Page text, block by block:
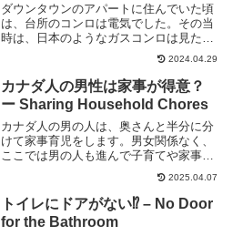
ダウンタウンのアパートに住んでいた頃
は、台所のコンロは電気でした。その当
時は、日本のようなガスコンロは見たこ
とがありませんでした。カナダのアパー
トの台所にあるコンロはほとんどが電気
で、オーブンも電気です。カナダで初め
てガスコンロを見たのは、...
2024.04.29
カナダ人の男性は家事が得意？
ー Sharing Household Chores
カナダ人の男の人は、奥さんと半分に分
けて家事育児をします。男女関係なく、
ここでは男の人も進んで子育てや家事に
参加しています。奥さんのために料理を
作ったり、子供を保育園に連れて行った
りもします。
2025.04.07
トイレにドアがない⁉ – No Door
for the Bathroom